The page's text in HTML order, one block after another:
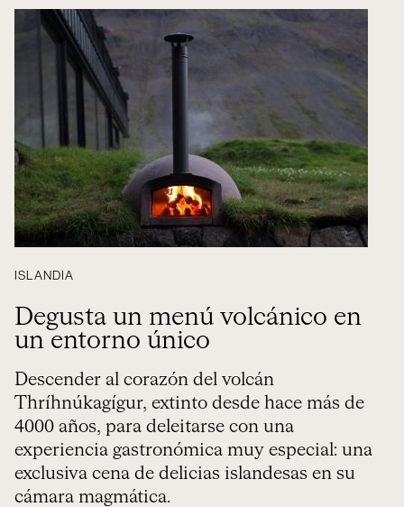
ISLANDIA
Degusta un menú volcánico en
un entorno único
Descender al corazón del volcán
Thríhnúkagígur, extinto desde hace más de
4000 años, para deleitarse con una
experiencia gastronómica muy especial: una
exclusiva cena de delicias islandesas en su
cámara magmática.